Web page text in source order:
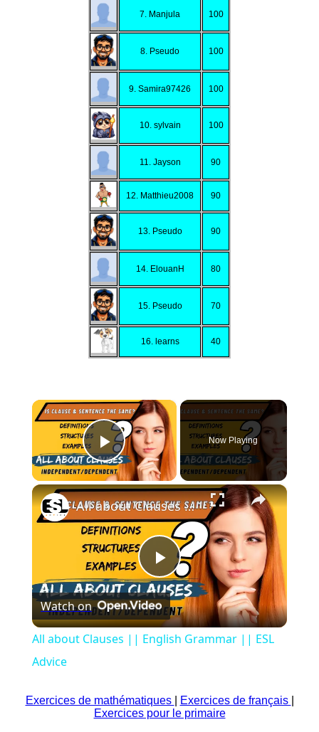
7. Manjula 100
8. Pseudo 100
9. Samira97426 100
10. sylvain 100
11. Jayson 90
12. Matthieu2008 90
13. Pseudo 90
14. ElouanH 80
15. Pseudo 70
16. learns 40
×
Play Video
Now Playing
×
Play
Video
All about Clauses || English Grammar || ESL Advice
Watch on
All about Clauses || English Grammar || ESL
Advice
Exercices de mathématiques Exercices de français
Exercices pour le primaire